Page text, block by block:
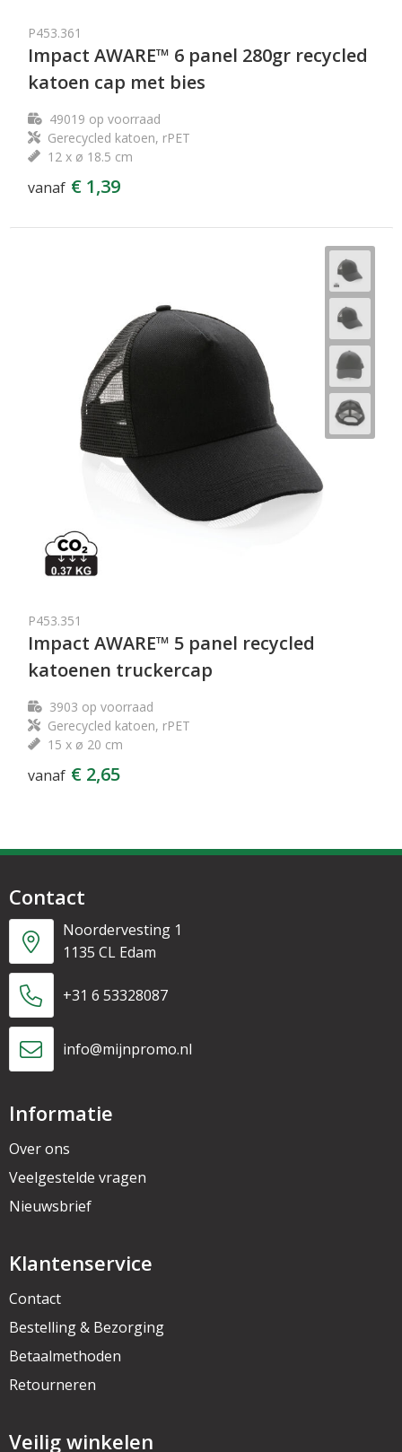
P453.361
Impact AWARE™ 6 panel 280gr recycled
katoen cap met bies
49019 op voorraad
Gerecycled katoen, rPET
12 x ø 18.5 cm
vanaf € 1,39
P453.351
Impact AWARE™ 5 panel recycled
katoenen truckercap
3903 op voorraad
Gerecycled katoen, rPET
15 x ø 20 cm
vanaf € 2,65
Contact
Noordervesting 1
1135 CL Edam
+31 6 53328087
info@mijnpromo.nl
Informatie
Over ons
Veelgestelde vragen
Nieuwsbrief
Klantenservice
Contact
Bestelling & Bezorging
Betaalmethoden
Retourneren
Veilig winkelen